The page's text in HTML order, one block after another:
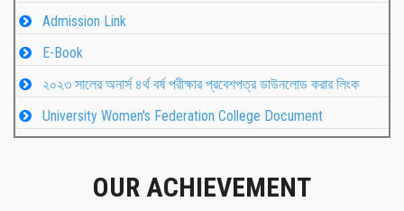
Admission Link
E-Book
২০২৩ সালের অনার্স ৪র্থ বর্ষ পরীক্ষার প্রবেশপত্র ডাউনলোড করার লিংক
University Women's Federation College Document
OUR ACHIEVEMENT